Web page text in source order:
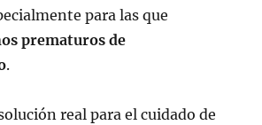
para las que
prematuros de
.
real para el cuidado de